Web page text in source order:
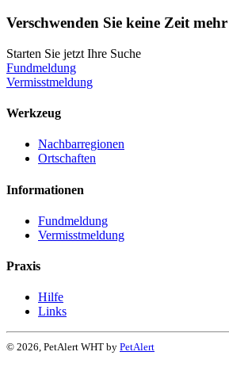
Verschwenden Sie keine Zeit mehr
Starten Sie jetzt Ihre Suche
Fundmeldung
Vermisstmeldung
Werkzeug
Nachbarregionen
Ortschaften
Informationen
Fundmeldung
Vermisstmeldung
Praxis
Hilfe
Links
© 2026, PetAlert WHT by PetAlert